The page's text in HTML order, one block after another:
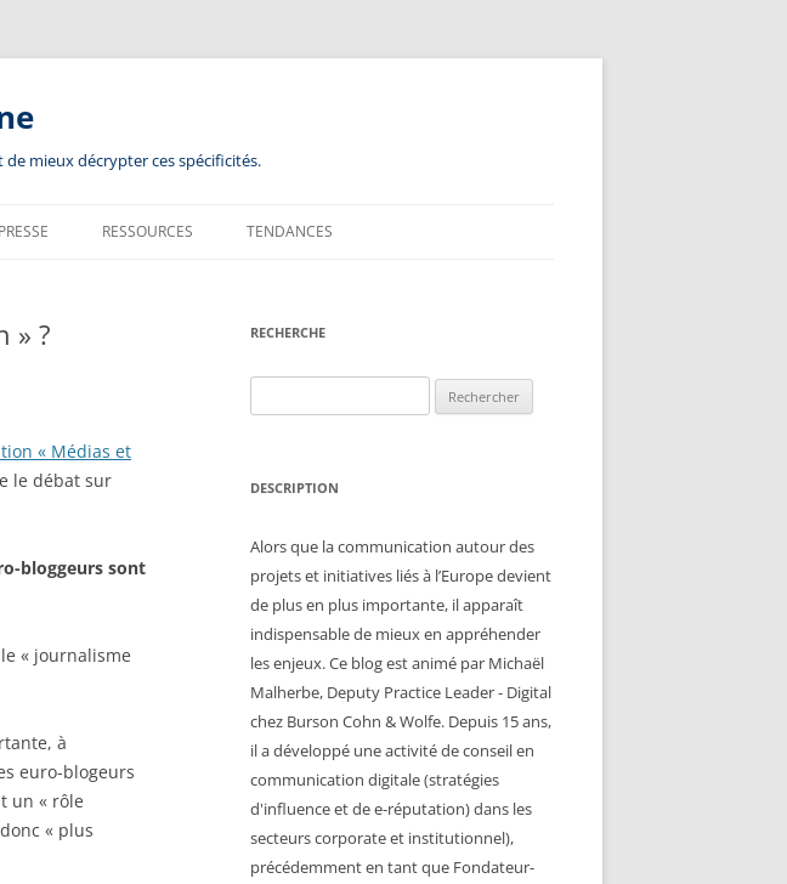
mieux décrypter ces spécificités.
PRESSE RESSOURCES TENDANCES
» ?
« Médias et
le débat sur
bloggeurs sont
« journalisme
à
euro-blogeurs
un « rôle
« plus
RECHERCHE
DESCRIPTION
Alors que la communication autour des
projets et initiatives liés à l’Europe devient
de plus en plus importante, il apparaît
indispensable de mieux en appréhender
les enjeux. Ce blog est animé par Michaël
Malherbe, Deputy Practice Leader - Digital
chez Burson Cohn & Wolfe. Depuis 15 ans,
il a développé une activité de conseil en
communication digitale (stratégies
d'influence et de e-réputation) dans les
secteurs corporate et institutionnel),
précédemment en tant que Fondateur-